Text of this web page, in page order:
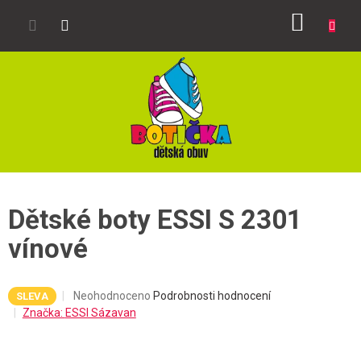
Dětské boty ESSI S 2301
vínové
SLEVA
Průměrné
hodnocení
Neohodnoceno Podrobnosti hodnocení
Značka: ESSI Sázavan